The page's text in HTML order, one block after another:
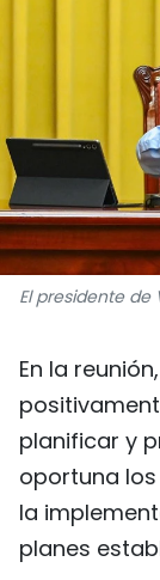
El presidente de
En la
planificar y
oportuna
la
planes